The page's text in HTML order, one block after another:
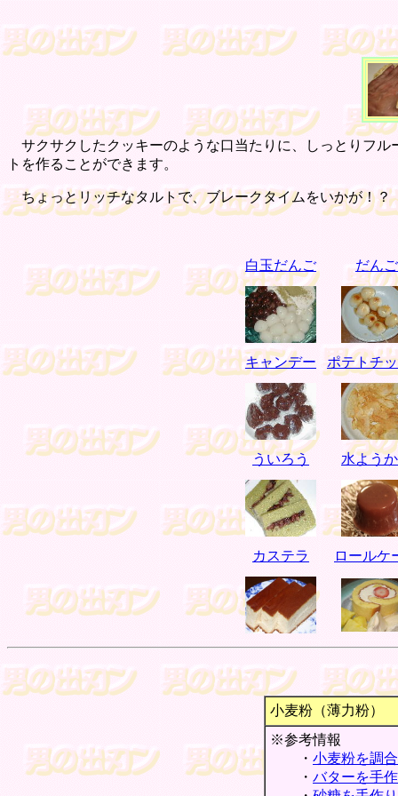
サクサクしたクッキーのような口当たりに、しっとりフル
トを作ることができます。
ちょっとリッチなタルトで、ブレークタイムをいかが！？
白玉だんご だんご
キャンデー ポテトチ
ういろう 水よう
カステラ ロールケ
小麦粉（薄力粉）
※参考情報
・ 小麦粉を調
・ バターを手